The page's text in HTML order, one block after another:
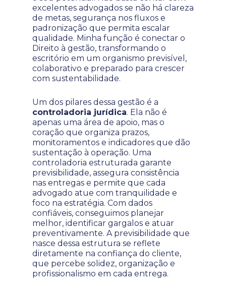
excelentes advogados se não há clareza
de metas, segurança nos fluxos e
padronização que permita escalar
qualidade. Minha função é conectar o
Direito à gestão, transformando o
escritório em um organismo previsível,
colaborativo e preparado para crescer
com sustentabilidade.
Um dos pilares dessa gestão é a
controladoria jurídica. Ela não é
apenas uma área de apoio, mas o
coração que organiza prazos,
monitoramentos e indicadores que dão
sustentação à operação. Uma
controladoria estruturada garante
previsibilidade, assegura consistência
nas entregas e permite que cada
advogado atue com tranquilidade e
foco na estratégia. Com dados
confiáveis, conseguimos planejar
melhor, identificar gargalos e atuar
preventivamente. A previsibilidade que
nasce dessa estrutura se reflete
diretamente na confiança do cliente,
que percebe solidez, organização e
profissionalismo em cada entrega.